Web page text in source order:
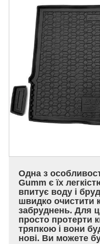
Одна з
Gumm є їх
впитує воду і
швидко очистити
забруднень. Для
просто протерти
тряпкою і вони
нові. Ви можете